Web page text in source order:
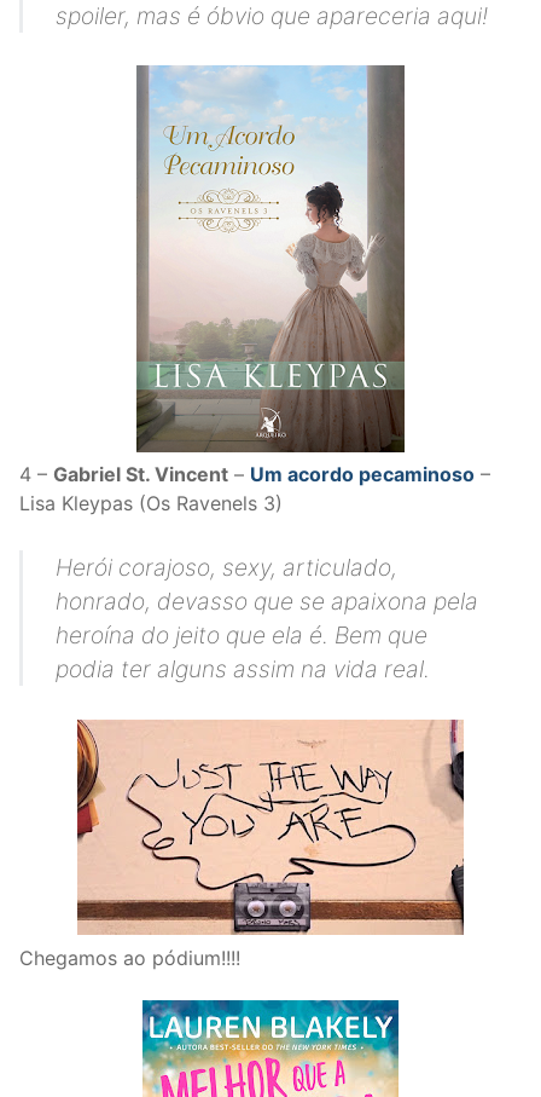
spoiler, mas é óbvio que apareceria aqui!
4 – Gabriel St. Vincent – Um acordo pecaminoso –
Lisa Kleypas (Os Ravenels 3)
Herói corajoso, sexy, articulado,
honrado, devasso que se apaixona pela
heroína do jeito que ela é. Bem que
podia ter alguns assim na vida real.
Chegamos ao pódium!!!!